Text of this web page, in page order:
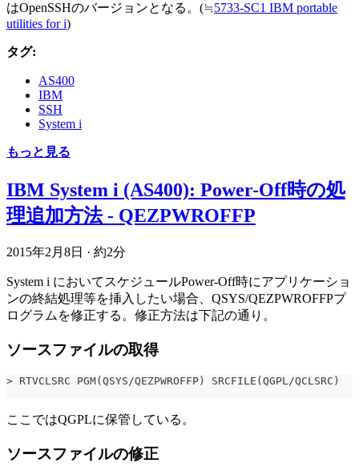
はOpenSSHのバージョンとなる。(≒5733-SC1 IBM portable
utilities for i)
タグ:
AS400
IBM
SSH
System i
もっと見る
IBM System i (AS400): Power-Off時の処
理追加方法 - QEZPWROFFP
2015年2月8日 · 約2分
System i においてスケジュールPower-Off時にアプリケーショ
ンの終結処理等を挿入したい場合、QSYS/QEZPWROFFPプ
ログラムを修正する。修正方法は下記の通り。
ソースファイルの取得
> RTVCLSRC PGM(QSYS/QEZPWROFFP) SRCFILE(QGPL/QCLSRC)
ここではQGPLに保管している。
ソースファイルの修正